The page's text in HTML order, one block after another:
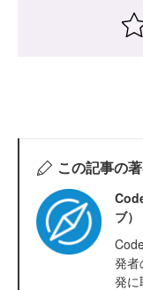
この記事の
ブ）
発者
発に